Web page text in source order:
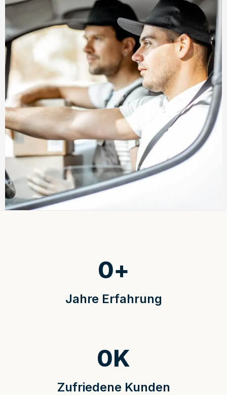
Jahre Erfahrung
0+
Zufriedene Kunden
0K